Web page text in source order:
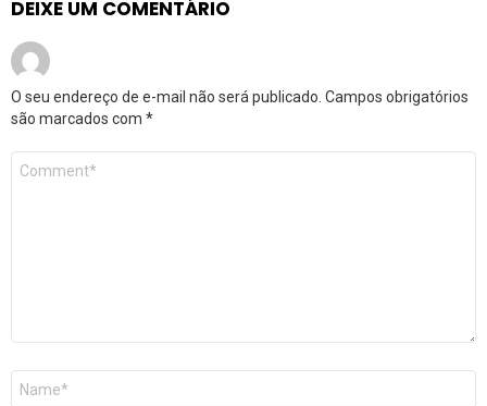
DEIXE UM COMENTÁRIO
O seu endereço de e-mail não será publicado. Campos obrigatórios
são marcados com *
Comentário
Nome